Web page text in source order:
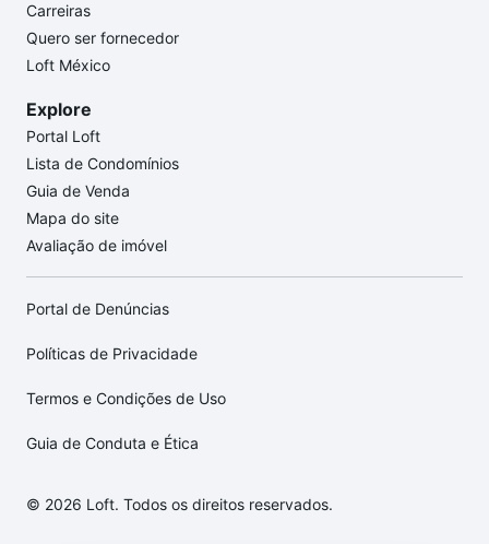
Carreiras
Quero ser fornecedor
Loft México
Explore
Portal Loft
Lista de Condomínios
Guia de Venda
Mapa do site
Avaliação de imóvel
Portal de Denúncias
Políticas de Privacidade
Termos e Condições de Uso
Guia de Conduta e Ética
© 2026 Loft. Todos os direitos reservados.